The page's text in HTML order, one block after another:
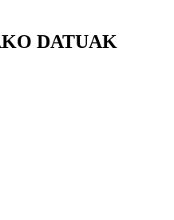
DATUAK